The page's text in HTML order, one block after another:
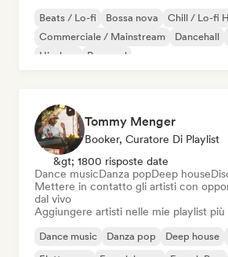
Beats / Lo-fi Bossa nova
Chill / Lo-fi
Commerciale / Mainstream
Dancehall
Hip-hop
Pop soul
Tommy Menger
Booker, Curatore Di Playlist
&gt; 1800 risposte date
Dance musicDanza popDeep house
Mettere in contatto gli artisti con
dal vivo
Aggiungere artisti nelle mie playlist più
Dance music Danza pop Deep house